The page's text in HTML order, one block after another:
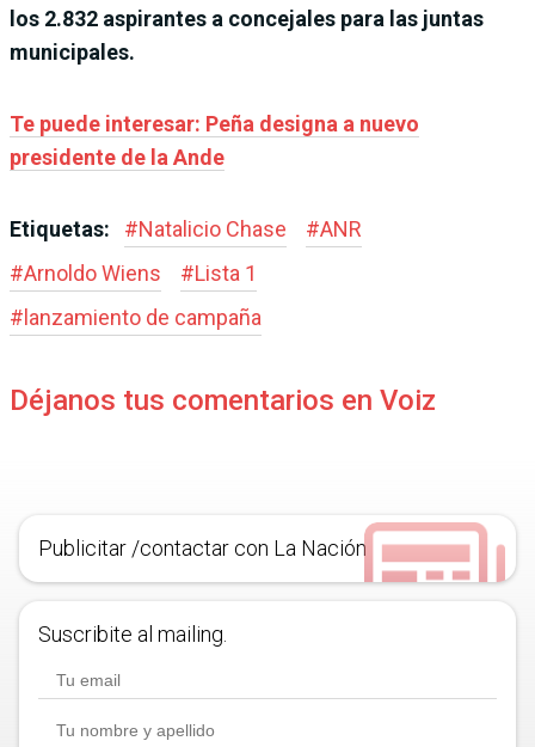
los 2.832 aspirantes a concejales para las juntas
municipales.
Te puede interesar: Peña designa a nuevo
presidente de la Ande
Etiquetas: #Natalicio Chase #ANR
#Arnoldo Wiens #Lista 1
#lanzamiento de campaña
Déjanos tus comentarios en Voiz
Publicitar /contactar con La Nación
Suscribite al mailing.